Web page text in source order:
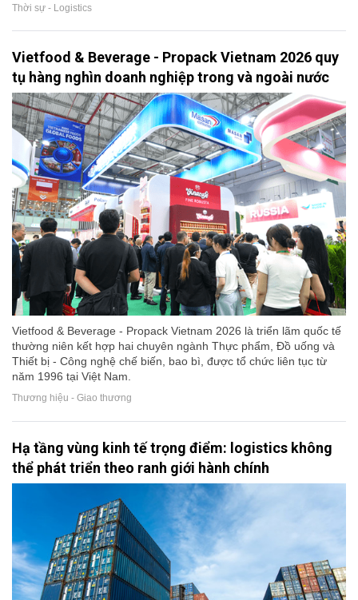
Thời sự - Logistics
Vietfood & Beverage - Propack Vietnam 2026 quy
tụ hàng nghìn doanh nghiệp trong và ngoài nước
Vietfood & Beverage - Propack Vietnam 2026 là triển lãm quốc tế
thường niên kết hợp hai chuyên ngành Thực phẩm, Đồ uống và
Thiết bị - Công nghệ chế biến, bao bì, được tổ chức liên tục từ
năm 1996 tại Việt Nam.
Thương hiệu - Giao thương
Hạ tầng vùng kinh tế trọng điểm: logistics không
thể phát triển theo ranh giới hành chính